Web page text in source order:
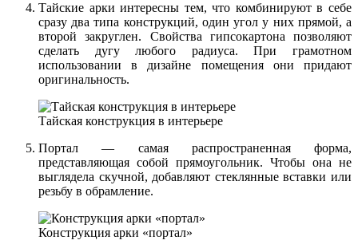
Тайские арки интересны тем, что комбинируют в себе
сразу два типа конструкций, один угол у них прямой, а
второй закруглен. Свойства гипсокартона позволяют
сделать дугу любого радиуса. При грамотном
использовании в дизайне помещения они придают
оригинальность.
Тайская конструкция в интерьере
Портал — самая распространенная форма,
представляющая собой прямоугольник. Чтобы она не
выглядела скучной, добавляют стеклянные вставки или
резьбу в обрамление.
Конструкция арки «портал»